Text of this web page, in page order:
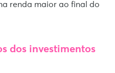
renda maior ao final do
dos investimentos